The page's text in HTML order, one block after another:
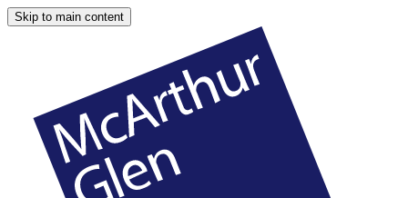
Skip to main content